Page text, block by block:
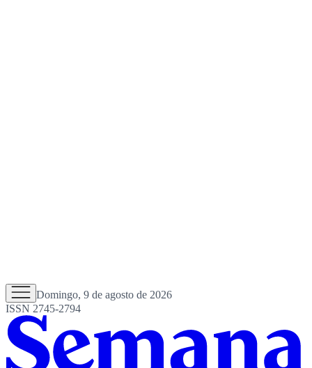
Domingo, 9 de agosto de 2026
ISSN 2745-2794